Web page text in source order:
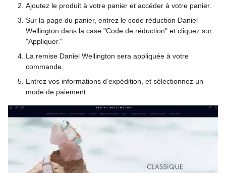
Ajoutez le produit à votre panier et accéder à votre panier.
Sur la page du panier, entrez le code réduction Daniel
Wellington dans la case "Code de réduction" et cliquez sur
"Appliquer."
La remise Daniel Wellington sera appliquée à votre
commande.
Entrez vos informations d’expédition, et sélectionnez un
mode de paiement.